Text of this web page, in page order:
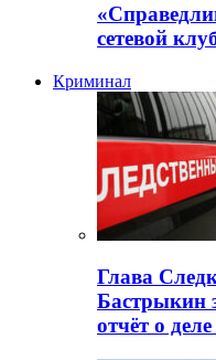
сетевой
Криминал
Глава
Бастрыкин
отчёт о